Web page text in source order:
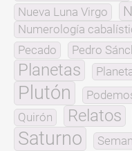
Nueva Luna Virgo
Numerología
Pecado
Pedro
Planetas
Plutón
Quirón
Relatos
Saturno